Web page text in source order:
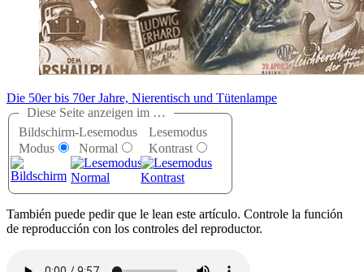
Die 50er bis 70er Jahre, Nierentisch und Tütenlampe
Diese Seite anzeigen im …
Bildschirm-
Modus
Lesemodus
Normal
Lesemodus
Kontrast
También puede pedir que le lean este artículo. Controle la función
de reproducción con los controles del reproductor.